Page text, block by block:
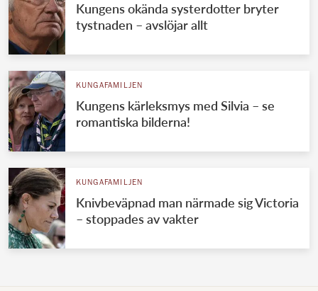
Kungens okända systerdotter bryter
tystnaden – avslöjar allt
KUNGAFAMILJEN
Kungens kärleksmys med Silvia – se
romantiska bilderna!
KUNGAFAMILJEN
Knivbeväpnad man närmade sig Victoria
– stoppades av vakter